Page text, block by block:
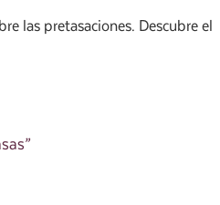
las pretasaciones. Descubre el